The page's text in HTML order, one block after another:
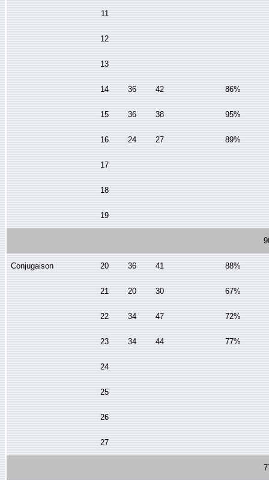
11
12
13
14 36 42 86%
15 36 38 95%
16 24 27 89%
17
18
19
Conjugaison 20 36 41 88%
21 20 30 67%
22 34 47 72%
23 34 44 77%
24
25
26
27